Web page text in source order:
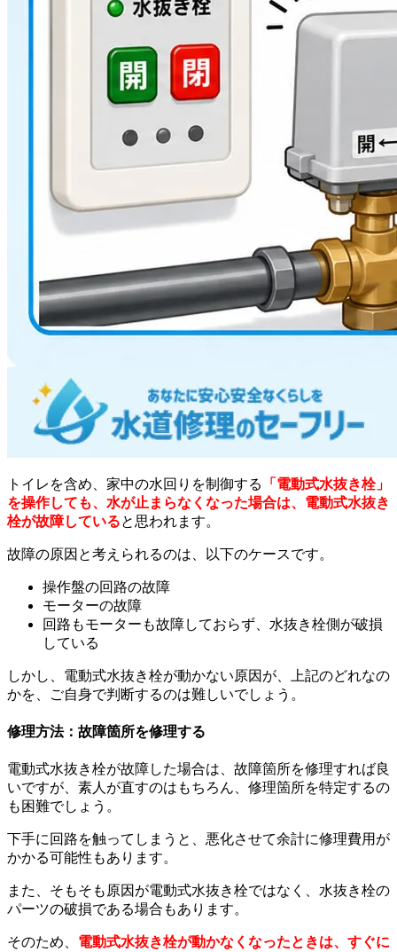
トイレを含め、家中の水回りを制御する
「電動式水抜き栓」
を操作しても、水が止まらなくなった場合は、電動式水抜き
栓が故障していると思われます。
故障の原因と考えられるのは、以下のケースです。
操作盤の回路の故障
モーターの故障
回路もモーターも故障しておらず、水抜き栓側が破損
している
しかし、電動式水抜き栓が動かない原因が、上記のどれなの
かを、ご自身で判断するのは難しいでしょう。
修理方法：故障箇所を修理する
電動式水抜き栓が故障した場合は、故障箇所を修理すれば良
いですが、素人が直すのはもちろん、修理箇所を特定するの
も困難でしょう。
下手に回路を触ってしまうと、悪化させて余計に修理費用が
かかる可能性もあります。
また、そもそも原因が電動式水抜き栓ではなく、水抜き栓の
パーツの破損である場合もあります。
そのため、 電動式水抜き栓が動かなくなったときは、すぐに